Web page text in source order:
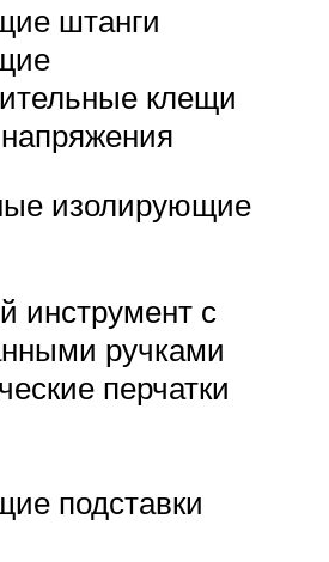
штанги
клещи
изолирующие
инструмент с
ручками
перчатки
подставки